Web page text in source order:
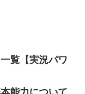
覧【実況パワ